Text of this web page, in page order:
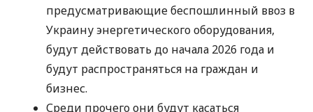
предусматривающие беспошлинный ввоз в
Украину энергетического оборудования,
будут действовать до начала 2026 года и
будут распространяться на граждан и
бизнес.
Среди прочего они будут касаться